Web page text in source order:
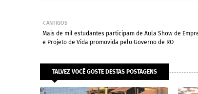
ANTIGOS
Mais de mil estudantes participam de Aula Show de
e Projeto de Vida promovida pelo Governo de RO
TALVEZ VOCÊ GOSTE DESTAS POSTAGENS